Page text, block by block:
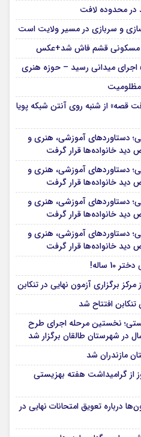
در محدوده لافت
و سربازی در مسیر ولایت است
مسکونی قشم فاش شد+عکس
قصه» از شنبه روی آنتن شبکه پویا
دستاوردهای آموزشی، هنری و
دید خانواده‌ها قرار گرفت
دستاوردهای آموزشی، هنری و
دید خانواده‌ها قرار گرفت
دستاوردهای آموزشی، هنری و
دید خانواده‌ها قرار گرفت
دستاوردهای آموزشی، هنری و
دید خانواده‌ها قرار گرفت
ساله!
برگزاری آزمون نهایی در تنکابن
تنکابن افتتاح شد
نخستین مرحله اجرای طرح
مازندران شد
از گرامیداشت هفته بهزیستی
درباره تعویق امتحانات نهایی در